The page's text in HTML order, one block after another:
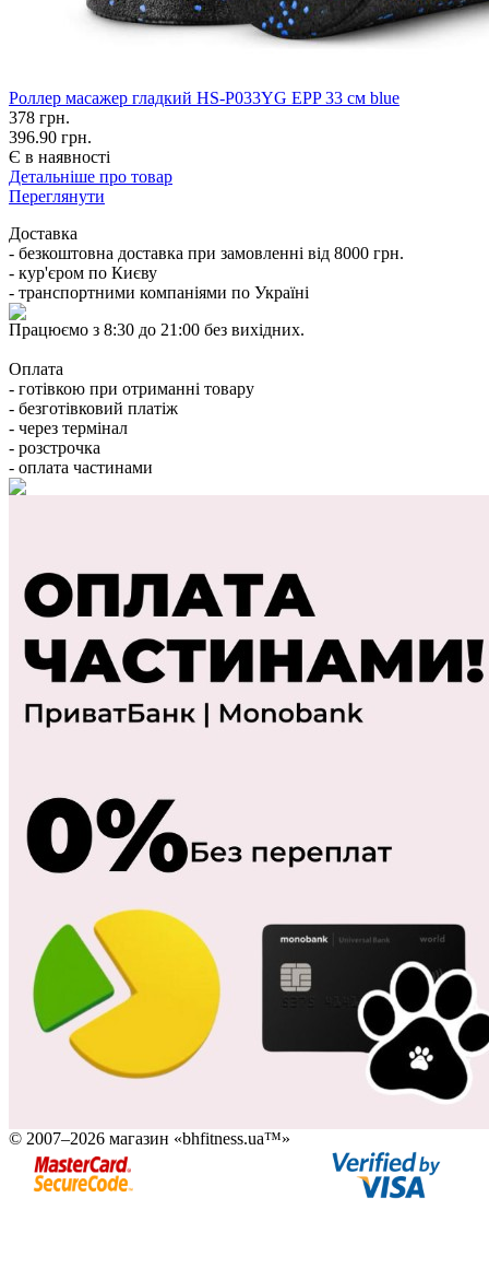
Роллер масажер гладкий HS-P033YG EPP 33 см blue
378 грн.
396.90 грн.
Є в наявності
Детальніше про товар
Переглянути
Доставка
- безкоштовна доставка при замовленні від 8000 грн.
- кур'єром по Києву
- транспортними компаніями по Україні
Працюємо з 8:30 до 21:00 без вихідних.
Оплата
- готівкою при отриманні товару
- безготівковий платіж
- через термінал
- розстрочка
- оплата частинами
© 2007–2026 магазин «bhfitness.ua™»